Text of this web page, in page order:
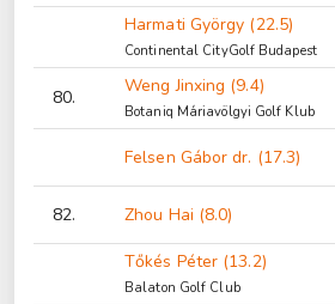
Harmati György (22.5)
Continental CityGolf Budapest
80.
Weng Jinxing (9.4)
Botaniq Máriavölgyi Golf Klub
Felsen Gábor dr. (17.3)
82. Zhou Hai (8.0)
Tőkés Péter (13.2)
Balaton Golf Club